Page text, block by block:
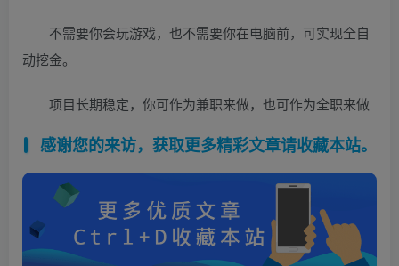
不需要你会玩游戏，也不需要你在电脑前，可实现全自
动挖金。
项目长期稳定，你可作为兼职来做，也可作为全职来做
感谢您的来访，获取更多精彩文章请收藏本站。